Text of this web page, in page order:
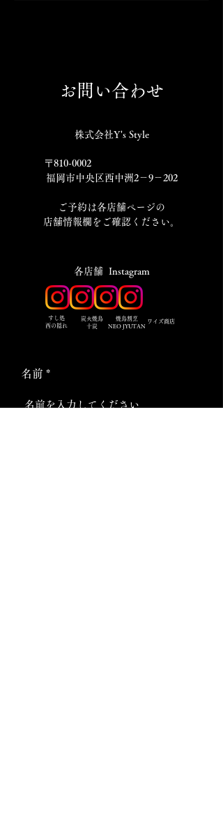
お問い合わせ
株式会社Y's Style
〒810-0002
福岡市中央区西中洲2－9－202
​ご予約は各店舗ページの
店舗情報欄をご確認ください。
​各店舗 Instagram
​すし処
西の隠れ
炭火焼鳥
十炭
焼鳥割烹
NEO JYUTAN
ワイズ商店
名前